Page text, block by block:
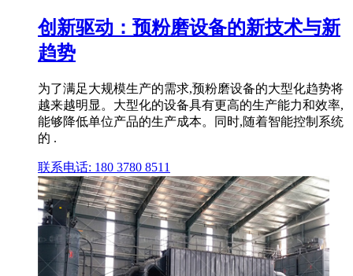
创新驱动：预粉磨设备的新技术与新
趋势
为了满足大规模生产的需求,预粉磨设备的大型化趋势将
越来越明显。大型化的设备具有更高的生产能力和效率,
能够降低单位产品的生产成本。同时,随着智能控制系统
的 .
联系电话: 180 3780 8511